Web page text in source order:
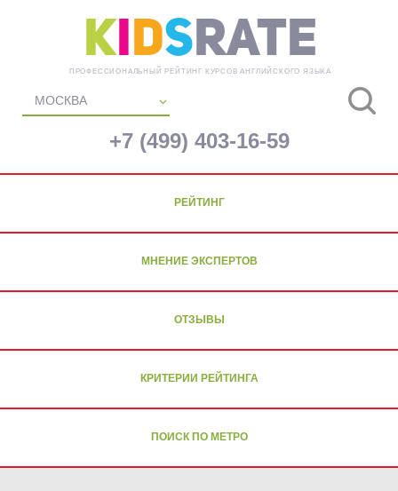
KidsRate
ПРОФЕССИОНАЛЬНЫЙ РЕЙТИНГ КУРСОВ АНГЛИЙСКОГО ЯЗЫКА
МОСКВА
+7 (499) 403-16-59
РЕЙТИНГ
МНЕНИЕ ЭКСПЕРТОВ
ОТЗЫВЫ
КРИТЕРИИ РЕЙТИНГА
ПОИСК ПО МЕТРО